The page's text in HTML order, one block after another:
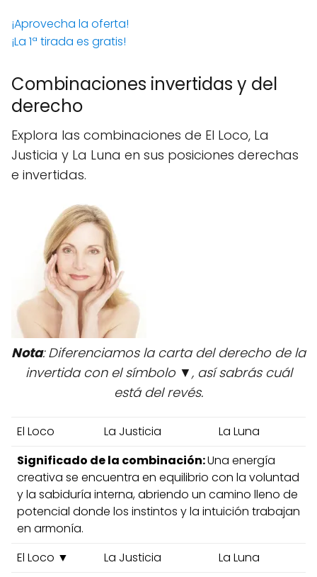
¡Aprovecha la oferta!
¡La 1ª tirada es gratis!
Combinaciones invertidas y del
derecho
Explora las combinaciones de El Loco, La
Justicia y La Luna en sus posiciones derechas
e invertidas.
Nota: Diferenciamos la carta del derecho de la
invertida con el símbolo ▼, así sabrás cuál
está del revés.
El Loco La Justicia
La Luna
Significado de la combinación:Una energía
creativa se encuentra en equilibrio con la voluntad
y la sabiduría interna, abriendo un camino lleno de
potencial donde los instintos y la intuición trabajan
en armonía.
El Loco ▼
La Justicia
La Luna